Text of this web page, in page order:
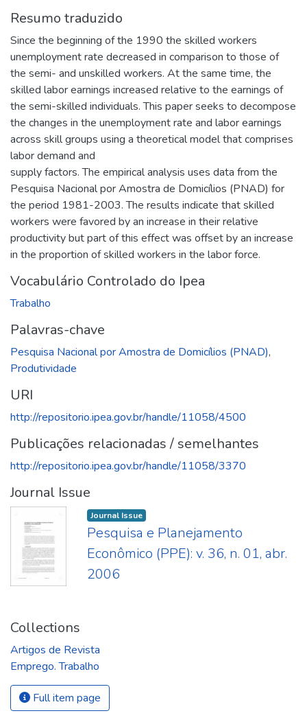
Resumo traduzido
Since the beginning of the 1990 the skilled workers
unemployment rate decreased in comparison to those of
the semi- and unskilled workers. At the same time, the
skilled labor earnings increased relative to the earnings of
the semi-skilled individuals. This paper seeks to decompose
the changes in the unemployment rate and labor earnings
across skill groups using a theoretical model that comprises
labor demand and
supply factors. The empirical analysis uses data from the
Pesquisa Nacional por Amostra de Domicílios (PNAD) for
the period 1981-2003. The results indicate that skilled
workers were favored by an increase in their relative
productivity but part of this effect was offset by an increase
in the proportion of skilled workers in the labor force.
Vocabulário Controlado do Ipea
Trabalho
Palavras-chave
Pesquisa Nacional por Amostra de Domicílios (PNAD),
Produtividade
URI
http://repositorio.ipea.gov.br/handle/11058/4500
Publicações relacionadas / semelhantes
http://repositorio.ipea.gov.br/handle/11058/3370
Journal Issue
Journal Issue
Pesquisa e Planejamento
Econômico (PPE): v. 36, n. 01, abr.
2006
Collections
Artigos de Revista
Emprego. Trabalho
Full item page